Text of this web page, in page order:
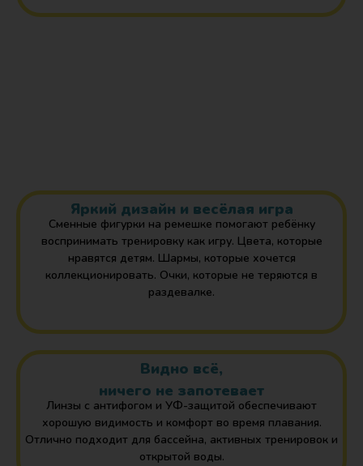
Яркий дизайн и весёлая игра
Сменные фигурки на ремешке помогают ребёнку
воспринимать тренировку как игру. Цвета, которые
нравятся детям. Шармы, которые хочется
коллекционировать. Очки, которые не теряются в
раздевалке.
Видно всё,
ничего не запотевает
Линзы с антифогом и УФ-защитой обеспечивают
хорошую видимость и комфорт во время плавания.
Отлично подходит для бассейна, активных тренировок и
открытой воды.